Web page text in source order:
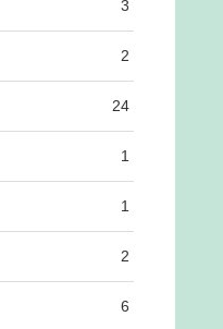
3
2
24
1
1
2
6